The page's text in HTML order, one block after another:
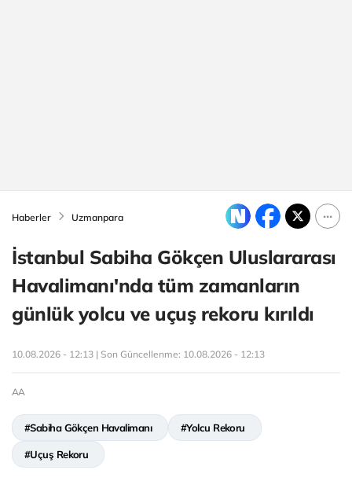
Haberler Uzmanpara
İstanbul Sabiha Gökçen Uluslararası
Havalimanı'nda tüm zamanların
günlük yolcu ve uçuş rekoru kırıldı
10.08.2026 - 12:13 | Son Güncellenme: 10.08.2026 - 12:13
AA
#Sabiha Gökçen Havalimanı #Yolcu Rekoru
#Uçuş Rekoru